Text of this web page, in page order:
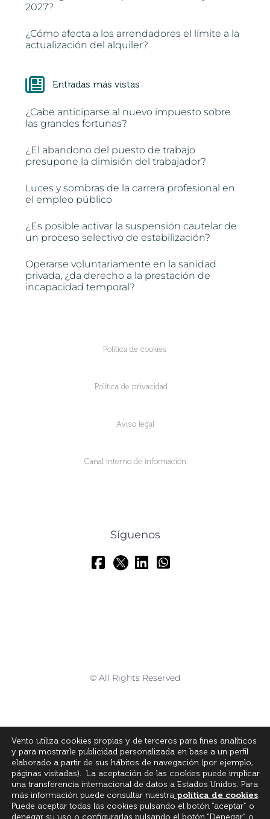
2027?
¿Cómo afecta a los arrendadores el límite a la
actualización del alquiler?
Entradas más vistas
¿Cabe anticiparse al nuevo impuesto sobre
las grandes fortunas?
¿El abandono del puesto de trabajo
presupone la dimisión del trabajador?
Luces y sombras de la carrera profesional en
el empleo público
¿Es posible activar la suspensión cautelar de
un proceso selectivo de estabilización?
Operarse voluntariamente en la sanidad
privada, ¿da derecho a la prestación de
incapacidad temporal?
Política de cookies
Política de privacidad
Aviso legal
Canal interno de información
Síguenos
© All Rights Reserved
Vento utiliza cookies propias y de terceros para fines analíticos
y para mostrarle publicidad personalizada en base a un perfil
elaborado a partir de sus hábitos de navegación (por ejemplo,
páginas visitadas). La aceptación de las cookies puede implicar
una transferencia internacional de datos a Estados Unidos. Para
más información puede consultar nuestra política de cookies.
Puede aceptar todas las cookies pulsando el botón “aceptar” o
denegar su uso o configurarlas pulsando el botón “Denegar” o